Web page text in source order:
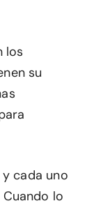
los
su
cada uno
lo